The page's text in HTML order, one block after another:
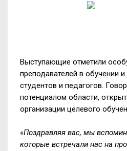
Выступающие отметили
преподавателей в обучении
студентов и педагогов.
потенциалом области,
организации целевого
«Поздравляя вас, мы
которые встречали нас на